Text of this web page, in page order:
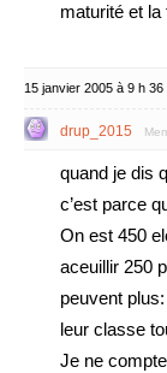
maturité et la
15 janvier 2005 à 9 h 36
drup_2015
quand je dis
c’est parce
On est 450
aceuillir 250
peuvent
leur classe
Je ne